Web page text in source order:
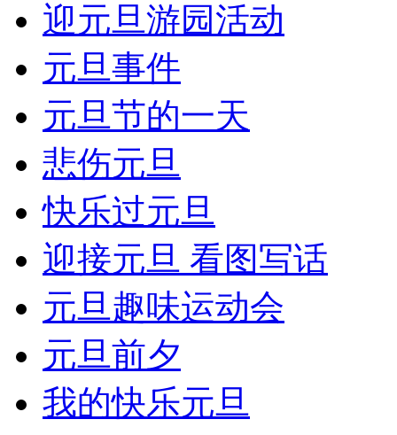
迎元旦游园活动
元旦事件
元旦节的一天
悲伤元旦
快乐过元旦
迎接元旦 看图写话
元旦趣味运动会
元旦前夕
我的快乐元旦